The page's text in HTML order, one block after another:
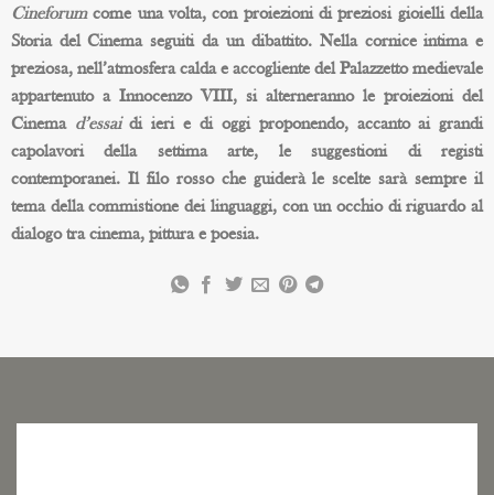
Cineforumcome una volta, con proiezioni di preziosi gioielli della
Storia del Cinema seguiti da un dibattito. Nella cornice intima e
preziosa, nell’atmosfera calda e accogliente del Palazzetto medievale
appartenuto a Innocenzo VIII, si alterneranno le proiezioni del
Cinema d’essaidi ieri e di oggi proponendo, accanto ai grandi
capolavori della settima arte, le suggestioni di registi
contemporanei. Il filo rosso che guiderà le scelte sarà sempre il
tema della commistione dei linguaggi, con un occhio di riguardo al
dialogo tra cinema, pittura e poesia.